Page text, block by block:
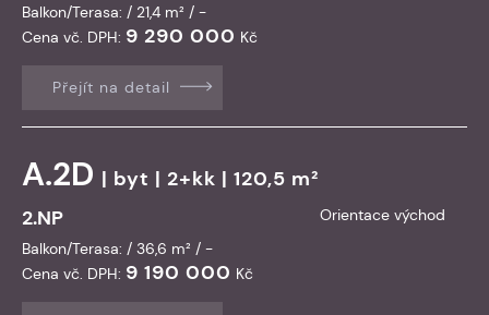
Balkon/Terasa: / 21,4 m² / -
Cena vč. DPH: 9 290 000 Kč
Přejít na detail
A.2D | byt | 2+kk | 120,5 m²
2.NP
Orientace východ
Balkon/Terasa: / 36,6 m² / -
Cena vč. DPH: 9 190 000 Kč